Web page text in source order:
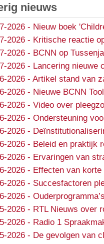
nieuws
2026- Nieuw boek
2026- Kritische reactie
2026- BCNN op
2026- Lancering nieuwe
2026- Artikel stand van
2026- Nieuwe BCNN
2026- Video over
2026- Ondersteuning
2026-
2026- Beleid en praktijk
2026- Ervaringen van
2026- Effecten van
2026- Succesfactoren
2026-
2026- RTL Nieuws over
2026- Radio 1
2026- De gevolgen van